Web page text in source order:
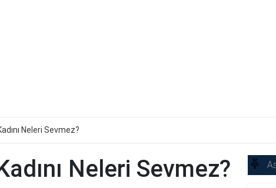
Neleri Sevmez?
Neleri Sevmez?